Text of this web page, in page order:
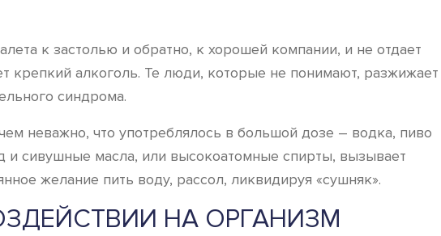
к застолью и обратно, к хорошей компании, и не отдает
крепкий алкоголь. Те люди, которые не понимают, разжижает
синдрома.
неважно, что употреблялось в большой дозе – водка, пиво
и сивушные масла, или высокоатомные спирты, вызывает
желание пить воду, рассол, ликвидируя «сушняк».
НА ОРГАНИЗМ